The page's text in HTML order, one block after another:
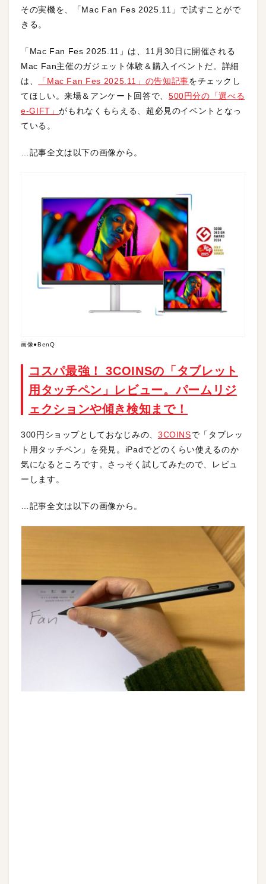
その実機を、「Mac Fan Fes 2025.11」で試すことがで
きる。
「Mac Fan Fes 2025.11」は、11月30日に開催される
Mac Fan主催のガジェット体験＆購入イベントだ。詳細
は、
「Mac Fan Fes 2025.11」の告知記事をチェックし
てほしい。来場＆アンケート回答で、 500円分の「選べる
e-GIFT」がもれなくもらえる、超必見のイベントとなっ
ている。
…記事全文は以下の画像から。
画像●BenQ
コスパ最強！ 3COINSの「タブレット
用タッチペン」レビュー。パームリジ
ェクションや傾き検知まで！
300円ショップとしておなじみの、 3COINSで「タブレッ
ト用タッチペン」を発見。iPadでどのくらい使えるのか
気になるところです。さっそく試してみたので、レビュ
ーします。
…記事全文は以下の画像から。